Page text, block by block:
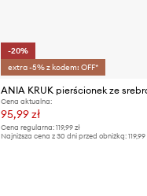
-20%
extra -5% z kodem: OFF*
Cena aktualna:
95,99 zł
Cena regularna:119,99 zł
Najniższa cena z 30 dni przed obniżką:119,99